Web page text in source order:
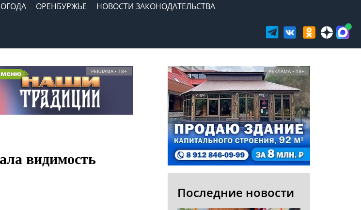
ОРЕНБУРЖЬЕ
НОВОСТИ ЗАКОНОДАТЕЛЬСТВА
РЕКЛАМА • 18+
видимость
РЕКЛАМА • 18+
Последние новости